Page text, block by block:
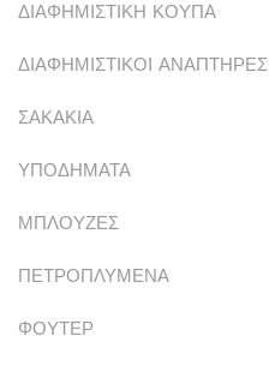
ΔΙΑΦΗΜΙΣΤΙΚΗ ΚΟΥΠΑ
ΔΙΑΦΗΜΙΣΤΙΚΟΙ ΑΝΑΠΤΗΡΕΣ
ΣΑΚΑΚΙΑ
ΥΠΟΔΗΜΑΤΑ
ΜΠΛΟΥΖΕΣ
ΠΕΤΡΟΠΛΥΜΕΝΑ
ΦΟΥΤΕΡ